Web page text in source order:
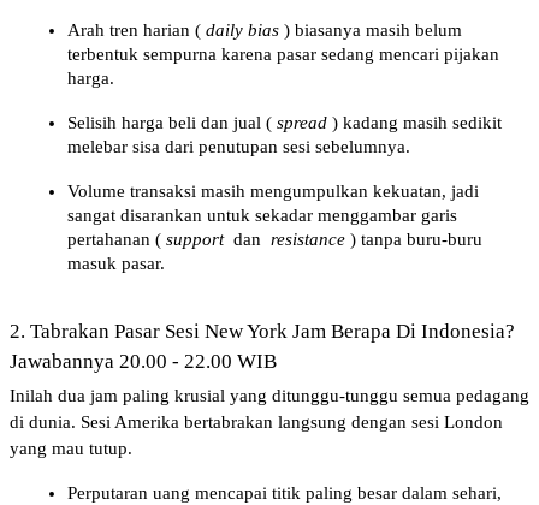
Arah tren harian ( daily bias ) biasanya masih belum
terbentuk sempurna karena pasar sedang mencari pijakan
harga.
Selisih harga beli dan jual ( spread ) kadang masih sedikit
melebar sisa dari penutupan sesi sebelumnya.
Volume transaksi masih mengumpulkan kekuatan, jadi
sangat disarankan untuk sekadar menggambar garis
pertahanan ( support dan resistance ) tanpa buru-buru
masuk pasar.
2. Tabrakan Pasar Sesi New York Jam Berapa Di Indonesia?
Jawabannya 20.00 - 22.00 WIB
Inilah dua jam paling krusial yang ditunggu-tunggu semua pedagang
di dunia. Sesi Amerika bertabrakan langsung dengan sesi London
yang mau tutup.
Perputaran uang mencapai titik paling besar dalam sehari,